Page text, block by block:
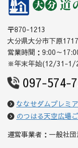
〒870-1213
大分県大分市下原
営業時間：9:00～
※年末年始(12/31-1/
097-574-
ななせダムプレミ
のつはる天空広場
運営事業者：一般社